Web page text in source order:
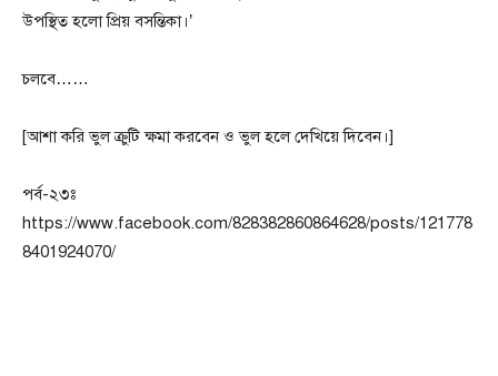
উপস্থিত হলো প্রিয় বসন্তিকা।’
চলবে……
[আশা করি ভুল ক্রুটি ক্ষমা করবেন ও ভুল হলে দেখিয়ে দিবেন।]
পর্ব-২৩ঃ
https://www.facebook.com/828382860864628/posts/121778
8401924070/